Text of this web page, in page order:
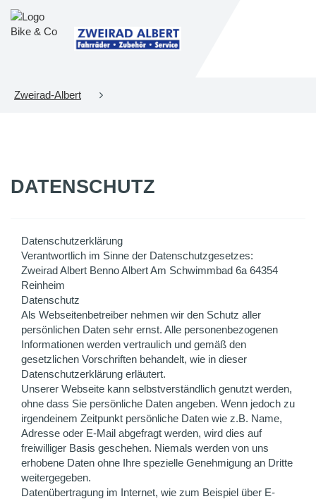
Zweirad-Albert
DATENSCHUTZ
Datenschutzerklärung
Verantwortlich im Sinne der Datenschutzgesetzes:
Zweirad Albert Benno Albert Am Schwimmbad 6a 64354
Reinheim
Datenschutz
Als Webseitenbetreiber nehmen wir den Schutz aller
persönlichen Daten sehr ernst. Alle personenbezogenen
Informationen werden vertraulich und gemäß den
gesetzlichen Vorschriften behandelt, wie in dieser
Datenschutzerklärung erläutert.
Unserer Webseite kann selbstverständlich genutzt werden,
ohne dass Sie persönliche Daten angeben. Wenn jedoch zu
irgendeinem Zeitpunkt persönliche Daten wie z.B. Name,
Adresse oder E-Mail abgefragt werden, wird dies auf
freiwilliger Basis geschehen. Niemals werden von uns
erhobene Daten ohne Ihre spezielle Genehmigung an Dritte
weitergegeben.
Datenübertragung im Internet, wie zum Beispiel über E-